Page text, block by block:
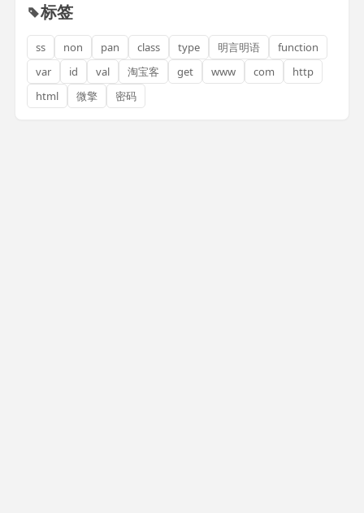
标签
ss non pan class type 明言明语
function
var
id val 淘宝客 get www com
http
html
微擎 密码